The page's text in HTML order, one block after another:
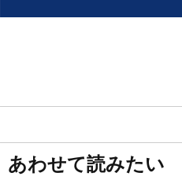
あわせて読みたい